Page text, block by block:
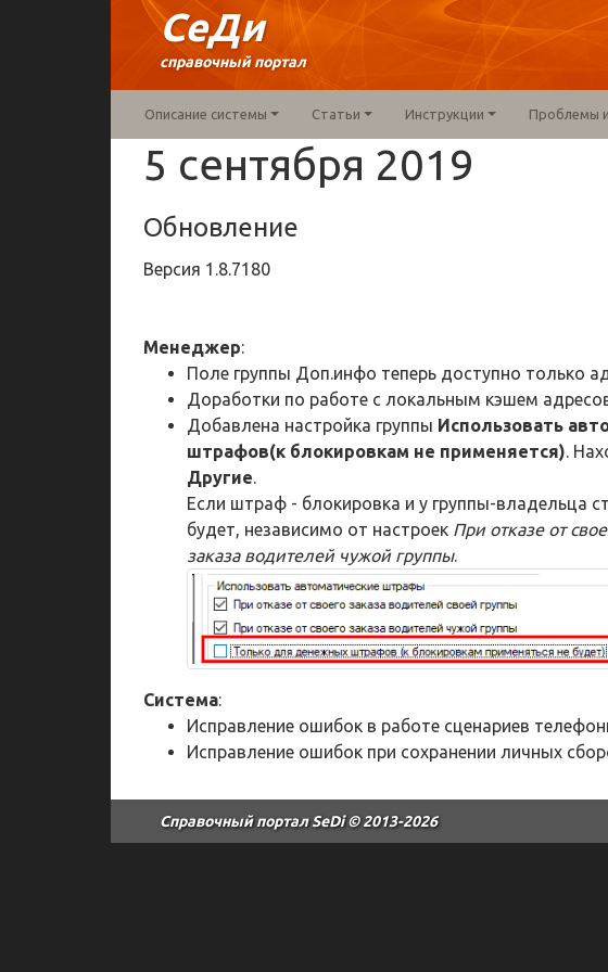
СеДи
справочный портал
Описание системы Статьи Инструкции Проблемы
5 сентября 2019
Обновление
Версия 1.8.7180
Менеджер:
Поле группы Доп.инфо теперь доступно только
Доработки по работе с локальным кэшем
Добавлена настройка группы Использовать
штрафов(к блокировкам не применяется).
Другие.
Если штраф - блокировка и у группы-владельца
будет, независимо от настроек При отказе от
заказа водителей чужой группы.
Система:
Исправление ошибок в работе сценариев
Исправление ошибок при сохранении личных
Справочный портал SeDi© 2013-2026